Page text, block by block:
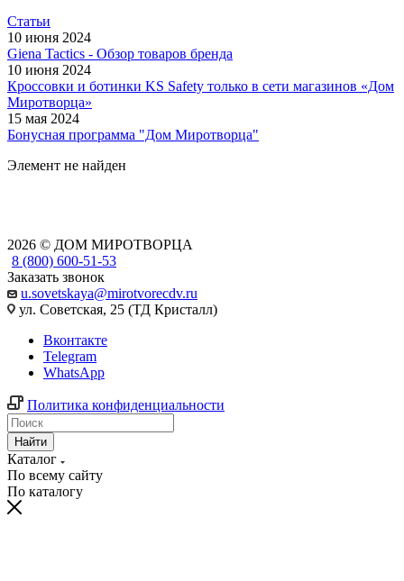
Статьи
10 июня 2024
Giena Tactics - Обзор товаров бренда
10 июня 2024
Кроссовки и ботинки KS Safety только в сети магазинов «Дом
Миротворца»
15 мая 2024
Бонусная программа "Дом Миротворца"
Элемент не найден
2026 © ДОМ МИРОТВОРЦА
8 (800) 600-51-53
Заказать звонок
u.sovetskaya@mirotvorecdv.ru
ул. Советская, 25 (ТД Кристалл)
Вконтакте
Telegram
WhatsApp
Политика конфиденциальности
Найти
Каталог
По всему сайту
По каталогу